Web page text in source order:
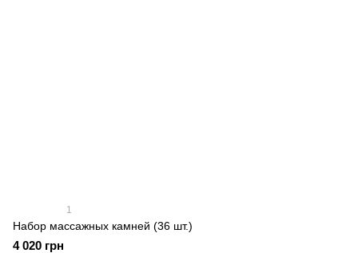
1
Набор массажных камней (36 шт.)
4 020 грн